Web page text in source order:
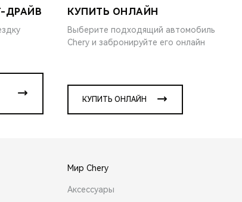
ДРАЙВ КУПИТЬ ОНЛАЙН
Выберите подходящий автомобиль
Chery и забронируйте его онлайн
КУПИТЬ ОНЛАЙН
Мир Chery
Аксессуары